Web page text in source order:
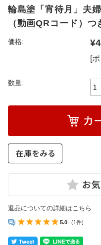
輪島塗「宵待月」夫
（動画QRコード）つ
価格:
[
数量:
返品についての詳細はこちら
5.0 (1件)